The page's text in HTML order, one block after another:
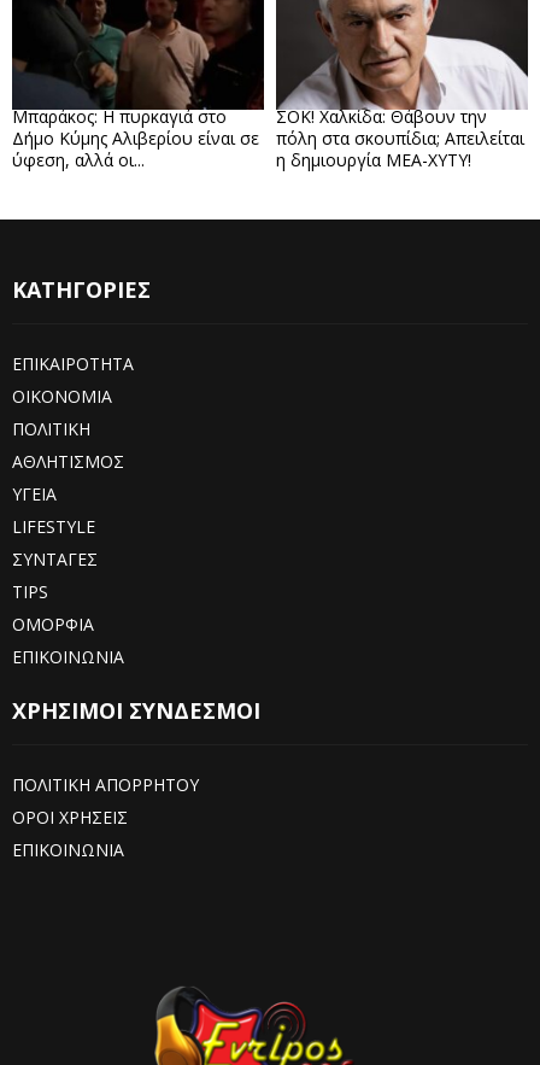
Μπαράκος: Η πυρκαγιά στο
Δήμο Κύμης Αλιβερίου είναι σε
ύφεση, αλλά οι...
ΣΟΚ! Χαλκίδα: Θάβουν την
πόλη στα σκουπίδια; Απειλείται
η δημιουργία ΜΕΑ-ΧΥΤΥ!
ΚΑΤΗΓΟΡΙΕΣ
ΕΠΙΚΑΙΡΟΤΗΤΑ
ΟΙΚΟΝΟΜΙΑ
ΠΟΛΙΤΙΚΗ
ΑΘΛΗΤΙΣΜΟΣ
ΥΓΕΙΑ
LIFESTYLE
ΣΥΝΤΑΓΕΣ
TIPS
ΟΜΟΡΦΙΑ
ΕΠΙΚΟΙΝΩΝΙΑ
ΧΡΗΣΙΜΟΙ ΣΥΝΔΕΣΜΟΙ
ΠΟΛΙΤΙΚΗ ΑΠΟΡΡΗΤΟΥ
ΟΡΟΙ ΧΡΗΣΕΙΣ
ΕΠΙΚΟΙΝΩΝΙΑ